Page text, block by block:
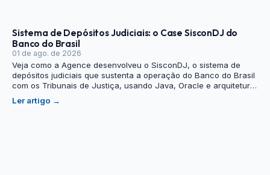
Sistema de Depósitos Judiciais: o Case SisconDJ do
Banco do Brasil
01 de ago. de 2026
Veja como a Agence desenvolveu o SisconDJ, o sistema de
depósitos judiciais que sustenta a operação do Banco do Brasil
com os Tribunais de Justiça, usando Java, Oracle e arquitetura
Ler artigo →